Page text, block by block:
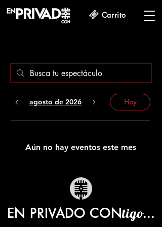
Carrito
agosto de 2026 Hoy
Aún no hay eventos este mes
EN PRIVADO CONtigo...